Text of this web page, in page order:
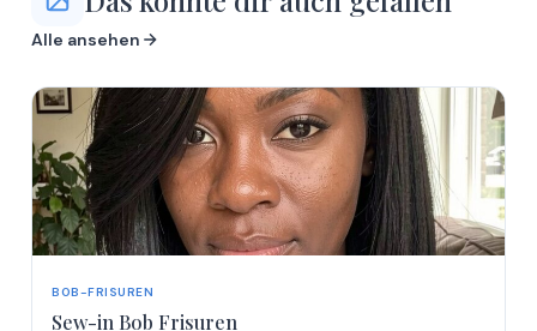
Alle ansehen
BOB-FRISUREN
Sew-in Bob Frisuren